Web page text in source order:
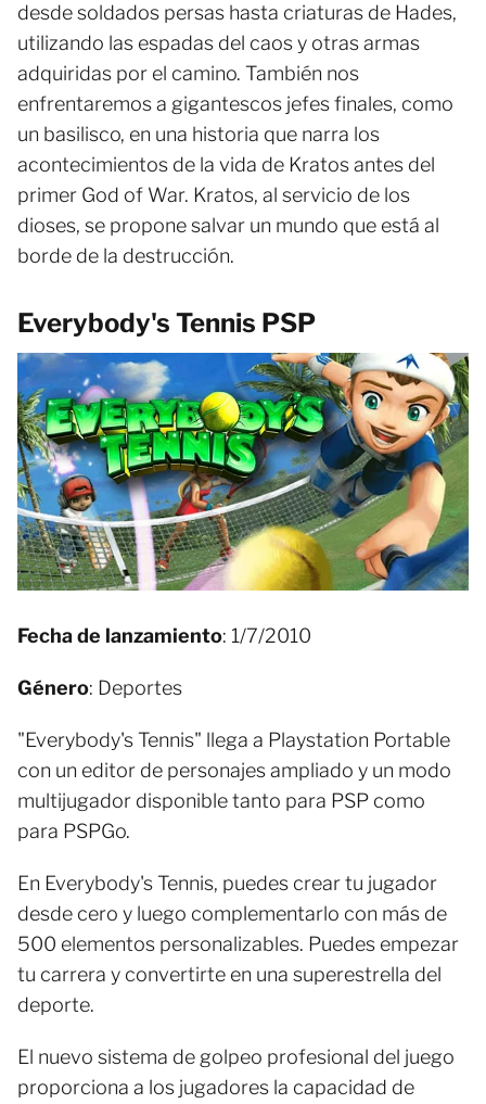
desde soldados persas hasta criaturas de Hades,
utilizando las espadas del caos y otras armas
adquiridas por el camino. También nos
enfrentaremos a gigantescos jefes finales, como
un basilisco, en una historia que narra los
acontecimientos de la vida de Kratos antes del
primer God of War. Kratos, al servicio de los
dioses, se propone salvar un mundo que está al
borde de la destrucción.
Everybody's Tennis PSP
Fecha de lanzamiento: 1/7/2010
Género: Deportes
"Everybody's Tennis" llega a Playstation Portable
con un editor de personajes ampliado y un modo
multijugador disponible tanto para PSP como
para PSPGo.
En Everybody's Tennis, puedes crear tu jugador
desde cero y luego complementarlo con más de
500 elementos personalizables. Puedes empezar
tu carrera y convertirte en una superestrella del
deporte.
El nuevo sistema de golpeo profesional del juego
proporciona a los jugadores la capacidad de